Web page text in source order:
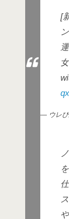
[
— ウレぴ